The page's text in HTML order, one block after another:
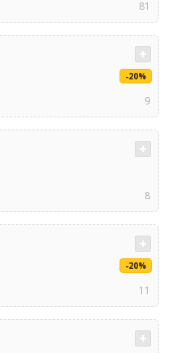
81
-20%
9
8
-20%
11